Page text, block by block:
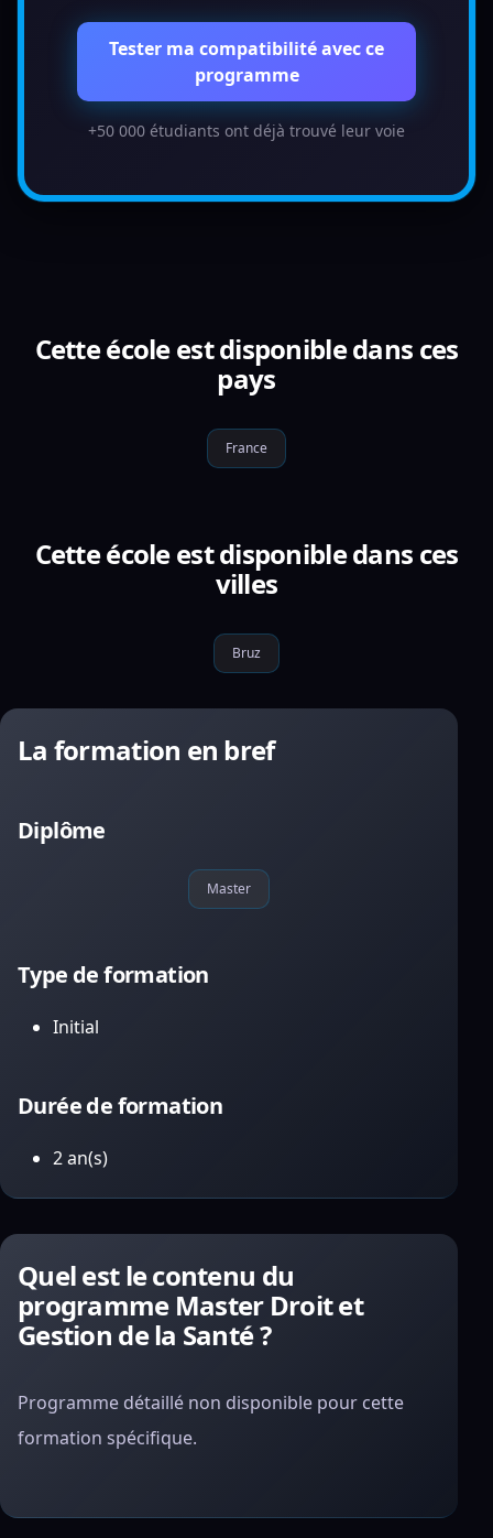
Tester ma compatibilité avec ce
programme
+50 000 étudiants ont déjà trouvé leur voie
Cette école est disponible dans ces
pays
France
Cette école est disponible dans ces
villes
Bruz
La formation en bref
Diplôme
Master
Type de formation
Initial
Durée de formation
2 an(s)
Quel est le contenu du
programme Master Droit et
Gestion de la Santé ?
Programme détaillé non disponible pour cette
formation spécifique.